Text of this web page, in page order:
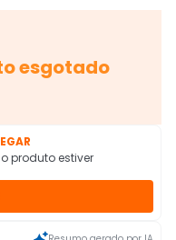
esgotado
produto estiver